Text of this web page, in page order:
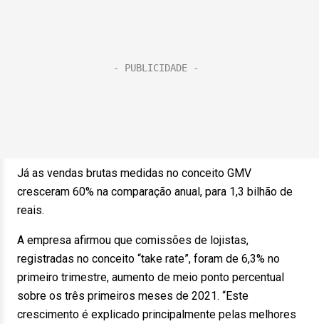
Já as vendas brutas medidas no conceito GMV
cresceram 60% na comparação anual, para 1,3 bilhão de
reais.
A empresa afirmou que comissões de lojistas,
registradas no conceito “take rate”, foram de 6,3% no
primeiro trimestre, aumento de meio ponto percentual
sobre os três primeiros meses de 2021. “Este
crescimento é explicado principalmente pelas melhores